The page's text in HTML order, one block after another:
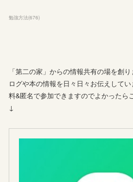
勉強方法(676)
「第二の家」からの情報共有の場を創
ログや本の情報を日々日々お伝えして
料&匿名で参加できますのでよかったら
↓